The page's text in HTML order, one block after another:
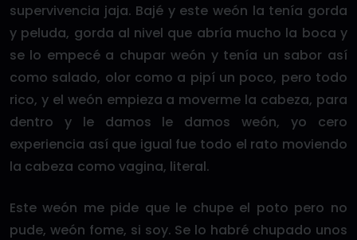
supervivencia jaja. Bajé y este weón la tenía gorda
y peluda, gorda al nivel que abría mucho la boca y
se lo empecé a chupar weón y tenía un sabor así
como salado, olor como a pipí un poco, pero todo
rico, y el weón empieza a moverme la cabeza, para
dentro y le damos le damos weón, yo cero
experiencia así que igual fue todo el rato moviendo
la cabeza como vagina, literal.
Este weón me pide que le chupe el poto pero no
pude, weón fome, si soy. Se lo habré chupado unos